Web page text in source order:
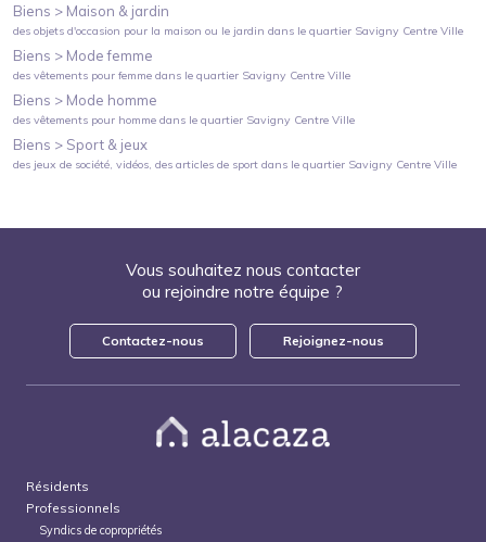
Biens > Maison & jardin
des objets d'occasion pour la maison ou le jardin dans le quartier Savigny Centre Ville
Biens > Mode femme
des vêtements pour femme dans le quartier Savigny Centre Ville
Biens > Mode homme
des vêtements pour homme dans le quartier Savigny Centre Ville
Biens > Sport & jeux
des jeux de société, vidéos, des articles de sport dans le quartier Savigny Centre Ville
Vous souhaitez nous contacter
ou rejoindre notre équipe ?
Contactez-nous Rejoignez-nous
Résidents
Professionnels
Syndics de copropriétés